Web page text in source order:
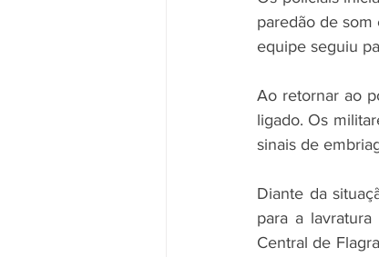
paredão de
equipe seguiu
Ao retornar ao
ligado. Os
sinais de
Diante da
para a
Central de